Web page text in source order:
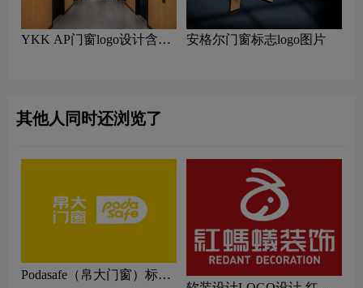
YKK AP门窗logo设计含义
安格尔门窗标志logo图片
其他人同时还浏览了
Podasafe（帛大门窗）标志